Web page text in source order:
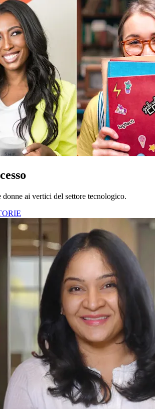
ai vertici del settore tecnologico.